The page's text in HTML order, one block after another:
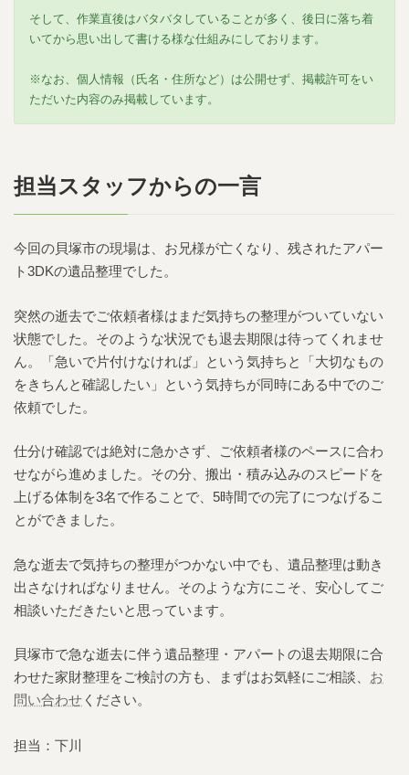
そして、作業直後はバタバタしていることが多く、後日に落ち着
いてから思い出して書ける様な仕組みにしております。
※なお、個人情報（氏名・住所など）は公開せず、掲載許可をい
ただいた内容のみ掲載しています。
担当スタッフからの一言
今回の貝塚市の現場は、お兄様が亡くなり、残されたアパー
ト3DKの遺品整理でした。
突然の逝去でご依頼者様はまだ気持ちの整理がついていない
状態でした。そのような状況でも退去期限は待ってくれませ
ん。「急いで片付けなければ」という気持ちと「大切なもの
をきちんと確認したい」という気持ちが同時にある中でのご
依頼でした。
仕分け確認では絶対に急かさず、ご依頼者様のペースに合わ
せながら進めました。その分、搬出・積み込みのスピードを
上げる体制を3名で作ることで、5時間での完了につなげるこ
とができました。
急な逝去で気持ちの整理がつかない中でも、遺品整理は動き
出さなければなりません。そのような方にこそ、安心してご
相談いただきたいと思っています。
貝塚市で急な逝去に伴う遺品整理・アパートの退去期限に合
わせた家財整理をご検討の方も、まずはお気軽にご相談、 お
問い合わせ ください。
担当：下川